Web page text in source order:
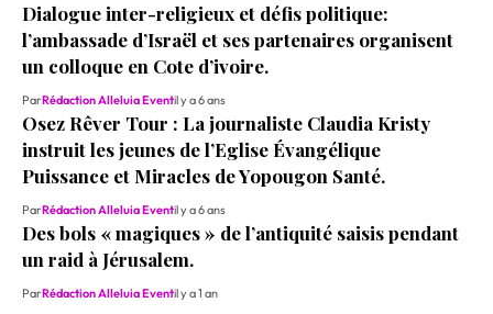
Dialogue inter-religieux et défis politique:
l’ambassade d’Israël et ses partenaires organisent
un colloque en Cote d’ivoire.
ParRédaction Alleluia Eventil y a 6 ans
Osez Rêver Tour : La journaliste Claudia Kristy
instruit les jeunes de l’Eglise Évangélique
Puissance et Miracles de Yopougon Santé.
ParRédaction Alleluia Eventil y a 6 ans
Des bols « magiques » de l’antiquité saisis pendant
un raid à Jérusalem.
ParRédaction Alleluia Eventil y a 1 an